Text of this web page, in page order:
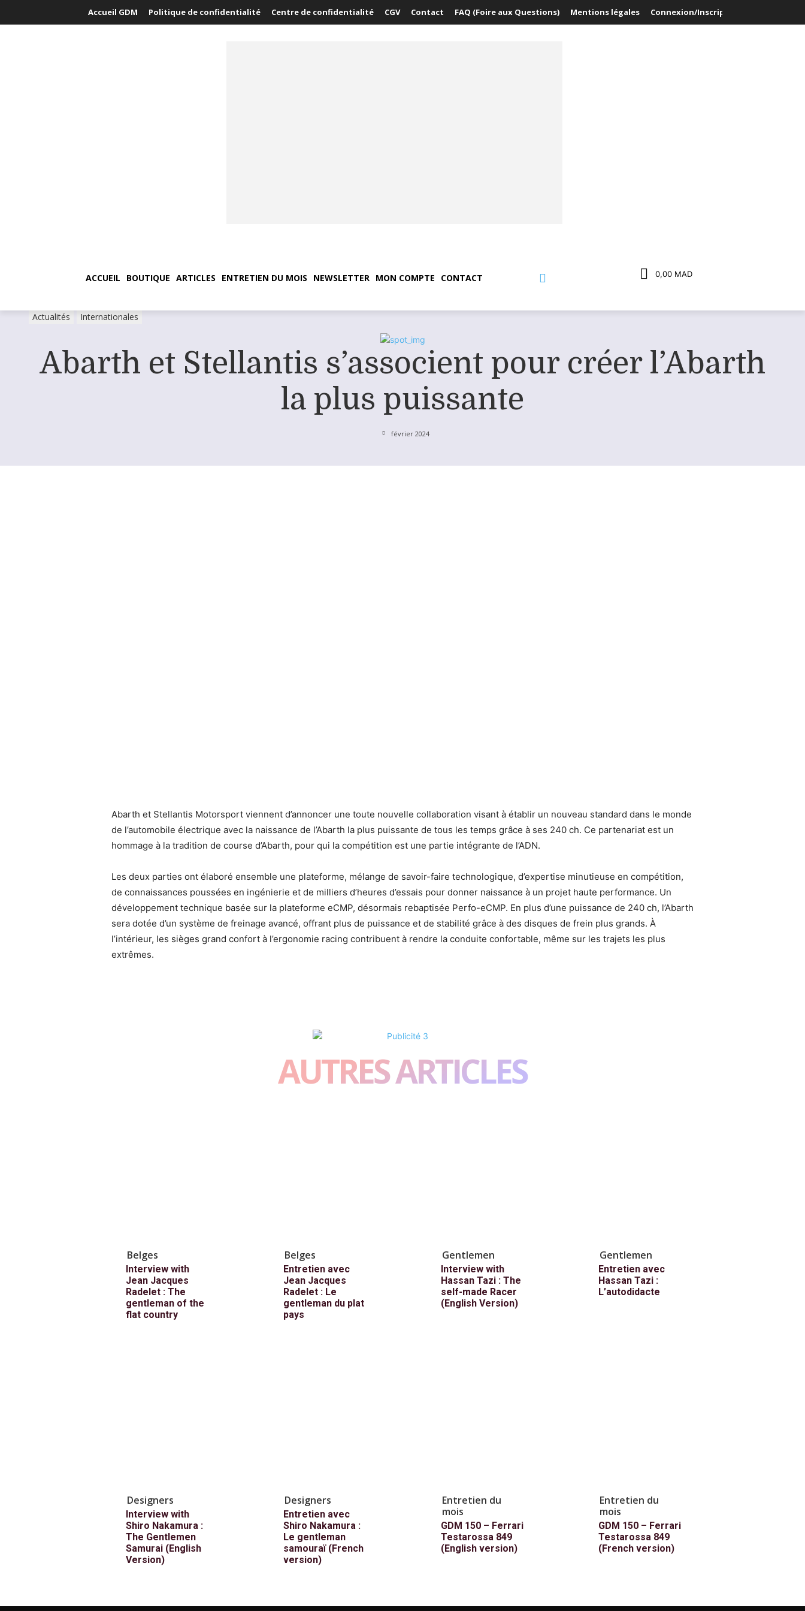
Accueil GDM Politique de confidentialité Centre de confidentialité CGV Contact FAQ (Foire aux Questions) Mentions légales Connexion/Inscription
ACCUEIL BOUTIQUE ARTICLES ENTRETIEN DU MOIS NEWSLETTER MON COMPTE CONTACT 0,00 MAD
Actualités Internationales
Abarth et Stellantis s’associent pour créer l’Abarth
la plus puissante
février 2024
Abarth et Stellantis Motorsport viennent d’annoncer une toute nouvelle collaboration visant à établir un nouveau standard dans le monde
de l’automobile électrique avec la naissance de l’Abarth la plus puissante de tous les temps grâce à ses 240 ch. Ce partenariat est un
hommage à la tradition de course d’Abarth, pour qui la compétition est une partie intégrante de l’ADN.
Les deux parties ont élaboré ensemble une plateforme, mélange de savoir-faire technologique, d’expertise minutieuse en compétition,
de connaissances poussées en ingénierie et de milliers d’heures d’essais pour donner naissance à un projet haute performance. Un
développement technique basée sur la plateforme eCMP, désormais rebaptisée Perfo-eCMP. En plus d’une puissance de 240 ch, l’Abarth
sera dotée d’un système de freinage avancé, offrant plus de puissance et de stabilité grâce à des disques de frein plus grands. À
l’intérieur, les sièges grand confort à l’ergonomie racing contribuent à rendre la conduite confortable, même sur les trajets les plus
extrêmes.
AUTRES ARTICLES
Belges
Interview with
Jean Jacques
Radelet : The
gentleman of the
flat country
Belges
Entretien avec
Jean Jacques
Radelet : Le
gentleman du plat
pays
Gentlemen
Interview with
Hassan Tazi : The
self-made Racer
(English Version)
Gentlemen
Entretien avec
Hassan Tazi :
L’autodidacte
Designers
Interview with
Shiro Nakamura :
The Gentlemen
Samurai (English
Version)
Designers
Entretien avec
Shiro Nakamura :
Le gentleman
samouraï (French
version)
Entretien du
mois
GDM 150 – Ferrari
Testarossa 849
(English version)
Entretien du
mois
GDM 150 – Ferrari
Testarossa 849
(French version)